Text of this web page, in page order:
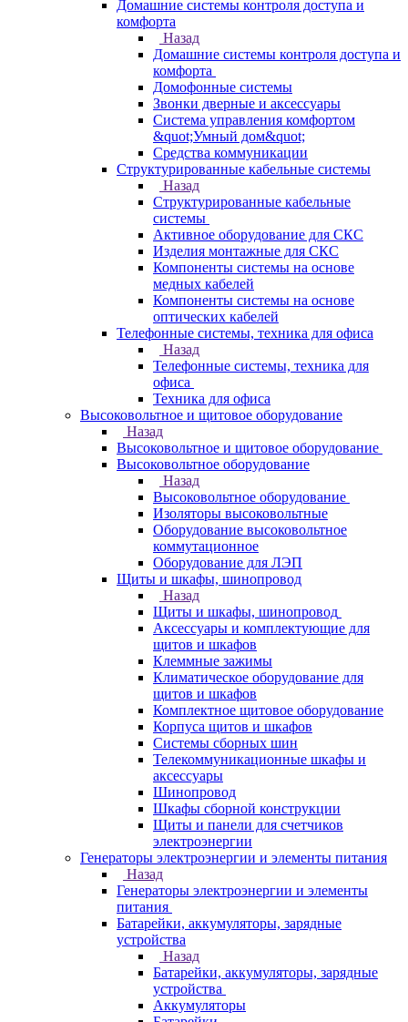
Домашние системы контроля доступа и
комфорта
Назад
Домашние системы контроля доступа и
комфорта
Домофонные системы
Звонки дверные и аксессуары
Система управления комфортом
&quot;Умный дом&quot;
Средства коммуникации
Структурированные кабельные системы
Назад
Структурированные кабельные
системы
Активное оборудование для СКС
Изделия монтажные для СКС
Компоненты системы на основе
медных кабелей
Компоненты системы на основе
оптических кабелей
Телефонные системы, техника для офиса
Назад
Телефонные системы, техника для
офиса
Техника для офиса
Высоковольтное и щитовое оборудование
Назад
Высоковольтное и щитовое оборудование
Высоковольтное оборудование
Назад
Высоковольтное оборудование
Изоляторы высоковольтные
Оборудование высоковольтное
коммутационное
Оборудование для ЛЭП
Щиты и шкафы, шинопровод
Назад
Щиты и шкафы, шинопровод
Аксессуары и комплектующие для
щитов и шкафов
Клеммные зажимы
Климатическое оборудование для
щитов и шкафов
Комплектное щитовое оборудование
Корпуса щитов и шкафов
Системы сборных шин
Телекоммуникационные шкафы и
аксессуары
Шинопровод
Шкафы сборной конструкции
Щиты и панели для счетчиков
электроэнергии
Генераторы электроэнергии и элементы питания
Назад
Генераторы электроэнергии и элементы
питания
Батарейки, аккумуляторы, зарядные
устройства
Назад
Батарейки, аккумуляторы, зарядные
устройства
Аккумуляторы